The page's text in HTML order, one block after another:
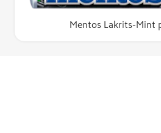
Mentos Lakrits-Mint